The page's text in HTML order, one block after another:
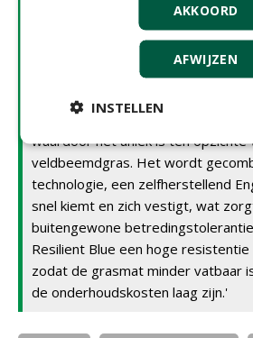
Resilient Blue is een innovatieve
bestand is tegen extreme
zoals droogte, hitte, ziektedruk en
voedingsniveau. Vrieze: 'Dit gras
stressperiodes en de grasmat blijft
waardoor het uniek is ten opzichte
veldbeemdgras. Het wordt
technologie, een zelfherstellend
snel kiemt en zich vestigt, wat
buitengewone
Resilient Blue een hoge
zodat de grasmat minder vatbaar
de onderhoudskosten laag zijn.'
AKKOORD
AFWIJZEN
INSTELLEN